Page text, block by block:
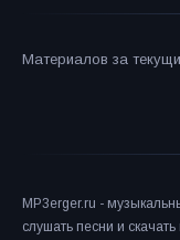
Материалов за
MP3erger.ru -
слушать песни и